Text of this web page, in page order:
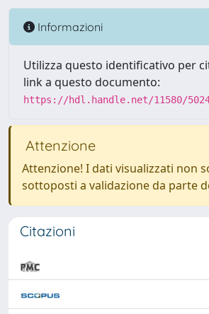
Informazioni
Utilizza questo identificativo per
link a questo documento:
https://hdl.handle.net/11580/
Attenzione
Attenzione! I dati visualizzati non
sottoposti a validazione da parte
Citazioni